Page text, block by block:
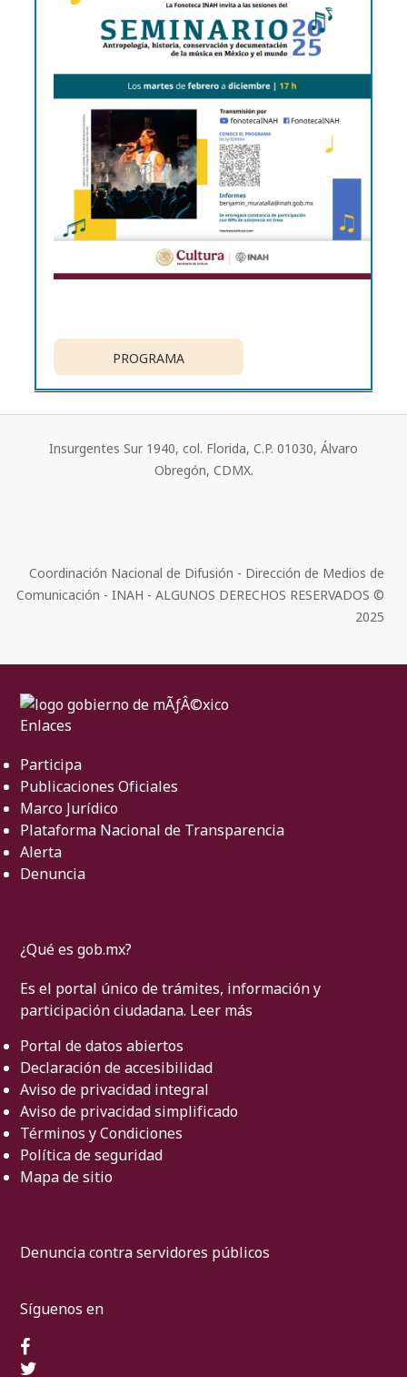
PROGRAMA
Insurgentes Sur 1940, col. Florida, C.P. 01030, Álvaro
Obregón, CDMX.
Coordinación Nacional de Difusión - Dirección de Medios de
Comunicación - INAH - ALGUNOS DERECHOS RESERVADOS ©
2025
Enlaces
Participa
Publicaciones Oficiales
Marco Jurídico
Plataforma Nacional de Transparencia
Alerta
Denuncia
¿Qué es gob.mx?
Es el portal único de trámites, información y
participación ciudadana. Leer más
Portal de datos abiertos
Declaración de accesibilidad
Aviso de privacidad integral
Aviso de privacidad simplificado
Términos y Condiciones
Política de seguridad
Mapa de sitio
Denuncia contra servidores públicos
Síguenos en